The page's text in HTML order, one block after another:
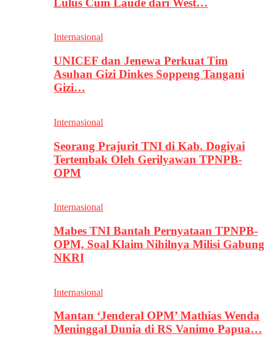
Lulus Cum Laude dari West…
Internasional
UNICEF dan Jenewa Perkuat Tim
Asuhan Gizi Dinkes Soppeng Tangani
Gizi…
Internasional
Seorang Prajurit TNI di Kab. Dogiyai
Tertembak Oleh Gerilyawan TPNPB-
OPM
Internasional
Mabes TNI Bantah Pernyataan TPNPB-
OPM, Soal Klaim Nihilnya Milisi Gabung
NKRI
Internasional
Mantan ‘Jenderal OPM’ Mathias Wenda
Meninggal Dunia di RS Vanimo Papua…